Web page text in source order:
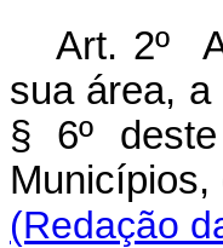
Art. 2º
sua área,
§ 6º
(Redação